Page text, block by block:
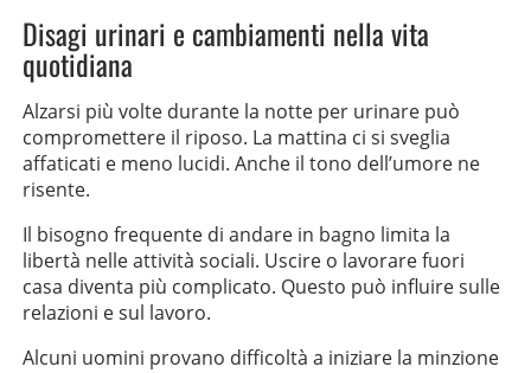
Disagi urinari e cambiamenti nella vita
quotidiana
Alzarsi più volte durante la notte per urinare può
compromettere il riposo. La mattina ci si sveglia
affaticati e meno lucidi. Anche il tono dell’umore ne
risente.
Il bisogno frequente di andare in bagno limita la
libertà nelle attività sociali. Uscire o lavorare fuori
casa diventa più complicato. Questo può influire sulle
relazioni e sul lavoro.
Alcuni uomini provano difficoltà a iniziare la minzione